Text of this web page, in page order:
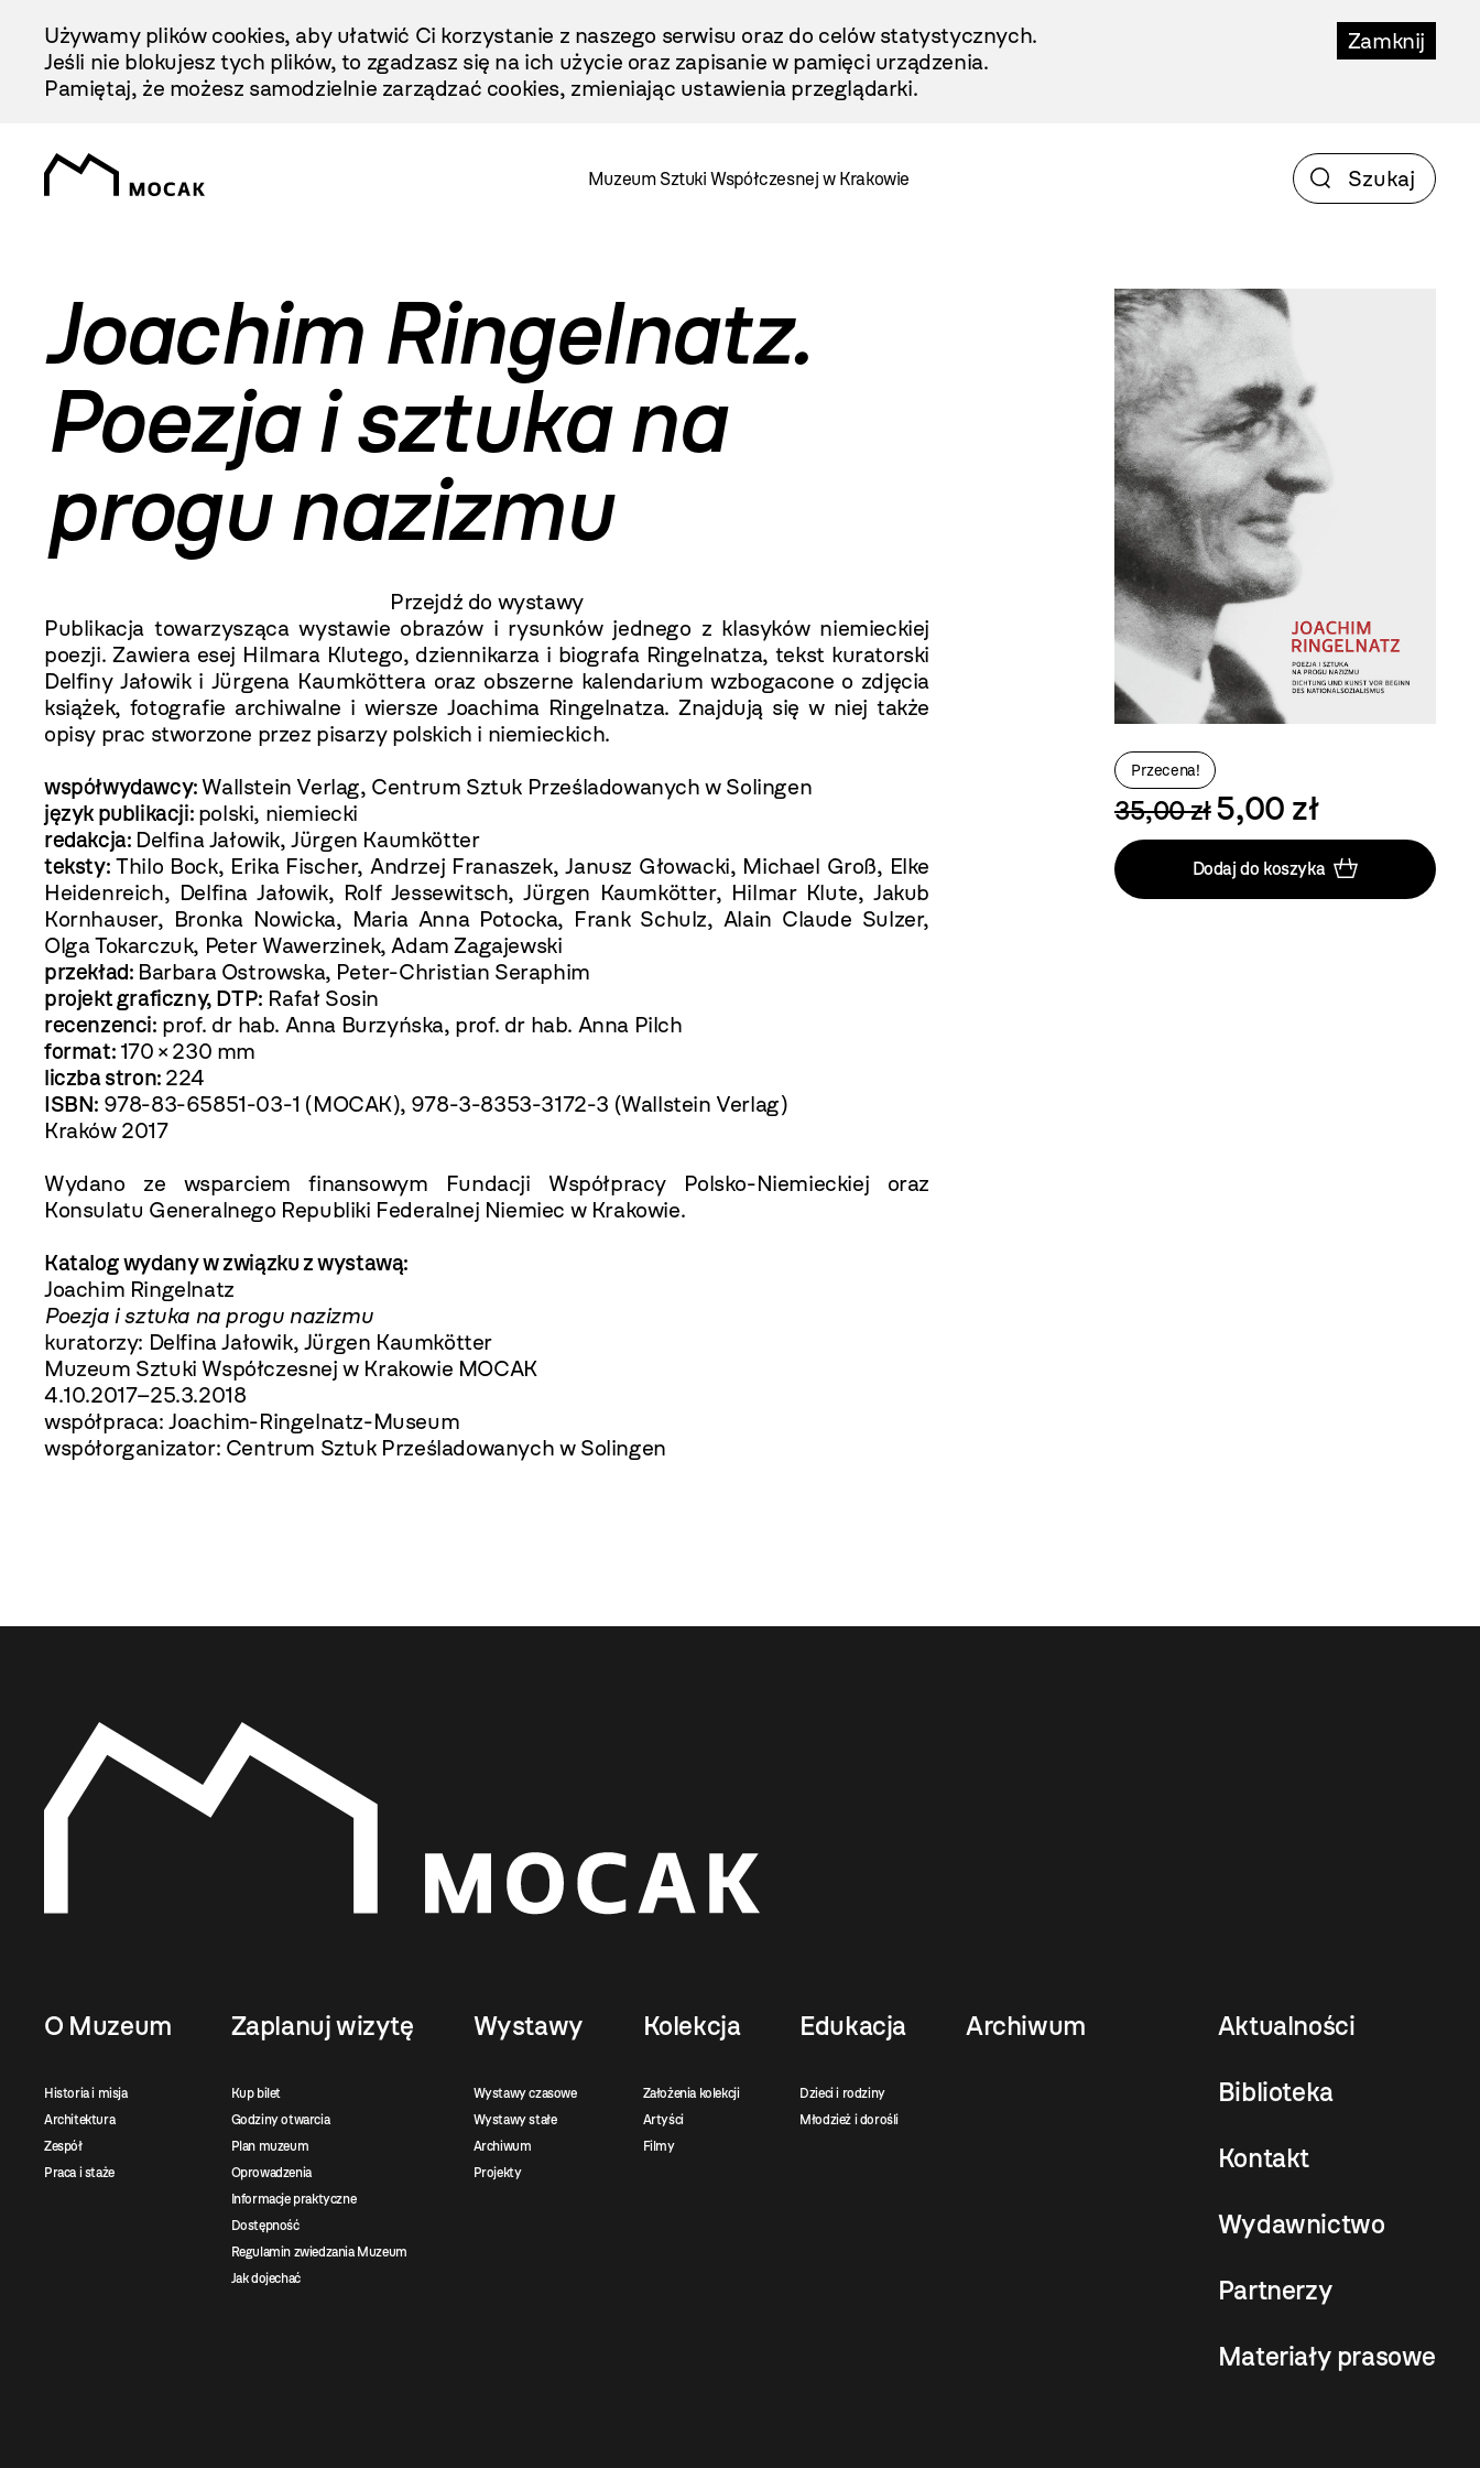
Treści
Zamknij
Używamy plików cookies, aby ułatwić Ci korzystanie z naszego serwisu oraz do celów statystycznych.
Jeśli nie blokujesz tych plików, to zgadzasz się na ich użycie oraz zapisanie w pamięci urządzenia.
Pamiętaj, że możesz samodzielnie zarządzać cookies, zmieniając ustawienia przeglądarki.
Muzeum Sztuki Współczesnej w Krakowie
Joachim Ringelnatz.
Poezja i sztuka na
progu nazizmu
Przejdź do wystawy
Publikacja towarzysząca wystawie obrazów i rysunków jednego z klasyków niemieckiej
poezji. Zawiera esej Hilmara Klutego, dziennikarza i biografa Ringelnatza, tekst kuratorski
Delfiny Jałowik i Jürgena Kaumköttera oraz obszerne kalendarium wzbogacone o zdjęcia
książek, fotografie archiwalne i wiersze Joachima Ringelnatza. Znajdują się w niej także
opisy prac stworzone przez pisarzy polskich i niemieckich.
współwydawcy:Wallstein Verlag, Centrum Sztuk Prześladowanych w Solingen
język publikacji: polski, niemiecki
redakcja: Delfina Jałowik, Jürgen Kaumkötter
teksty:Thilo Bock, Erika Fischer, Andrzej Franaszek, Janusz Głowacki, Michael Groß, Elke
Heidenreich, Delfina Jałowik, Rolf Jessewitsch, Jürgen Kaumkötter, Hilmar Klute, Jakub
Kornhauser, Bronka Nowicka, Maria Anna Potocka, Frank Schulz, Alain Claude Sulzer,
Olga Tokarczuk, Peter Wawerzinek, Adam Zagajewski
przekład: Barbara Ostrowska, Peter-Christian Seraphim
projekt graficzny, DTP: Rafał Sosin
recenzenci: prof. dr hab. Anna Burzyńska, prof. dr hab. Anna Pilch
format: 170 × 230 mm
liczba stron: 224
ISBN: 978-83-65851-03-1 (MOCAK), 978-3-8353-3172-3 (Wallstein Verlag)
Kraków 2017
Wydano ze wsparciem finansowym Fundacji Współpracy Polsko-Niemieckiej oraz
Konsulatu Generalnego Republiki Federalnej Niemiec w Krakowie.
Katalog wydany w związku z wystawą:
Joachim Ringelnatz
Poezja i sztuka na progu nazizmu
kuratorzy: Delfina Jałowik, Jürgen Kaumkötter
Muzeum Sztuki Współczesnej w Krakowie MOCAK
4.10.2017–25.3.2018
współpraca: Joachim-Ringelnatz-Museum
współorganizator: Centrum Sztuk Prześladowanych w Solingen
Przecena!
35,00 zł5,00 zł
Dodaj do koszyka
O Muzeum
Historia i misja
Architektura
Zespół
Praca i staże
Zaplanuj wizytę
Kup bilet
Godziny otwarcia
Plan muzeum
Oprowadzenia
Informacje praktyczne
Dostępność
Regulamin zwiedzania Muzeum
Jak dojechać
Wystawy
Wystawy czasowe
Wystawy stałe
Archiwum
Projekty
Kolekcja
Założenia kolekcji
Artyści
Filmy
Edukacja
Dzieci i rodziny
Młodzież i dorośli
Archiwum Aktualności
Biblioteka
Kontakt
Wydawnictwo
Partnerzy
Materiały prasowe